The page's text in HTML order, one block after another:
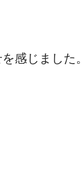
感じました。